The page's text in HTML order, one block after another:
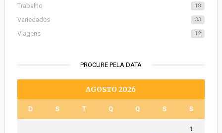
Trabalho 18
Variedades 33
Viagens 12
PROCURE PELA DATA
AGOSTO 2026
D S T Q Q S S
1